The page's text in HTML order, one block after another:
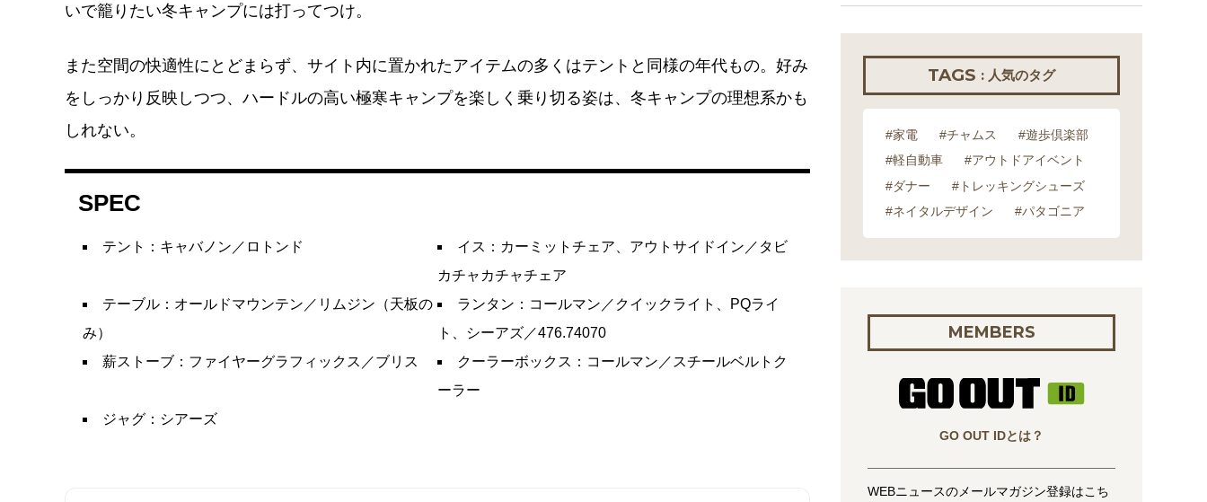
いで籠りたい冬キャンプには打ってつけ。
また空間の快適性にとどまらず、サイト内に置かれたアイテムの多くはテントと同様の年代もの。好み
をしっかり反映しつつ、ハードルの高い極寒キャンプを楽しく乗り切る姿は、冬キャンプの理想系かも
しれない。
SPEC
テント：キャバノン／ロトンド
イス：カーミットチェア、アウトサイドイン／タビ
カチャカチャチェア
テーブル：オールドマウンテン／リムジン（天板の
み）
ランタン：コールマン／クイックライト、PQライ
ト、シーアズ／476.74070
薪ストーブ：ファイヤーグラフィックス／ブリス
クーラーボックス：コールマン／スチールベルトク
ーラー
ジャグ：シアーズ
TAGS : 人気のタグ
#家電 #チャムス
#遊歩倶楽部
#軽自動車
#アウトドアイベント
#ダナー
#トレッキングシューズ
#ネイタルデザイン
#パタゴニア
MEMBERS
GO OUT IDとは？
WEBニュースのメールマガジン登録はこち